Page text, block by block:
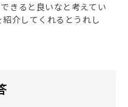
きると良いなと考えてい
介してくれるとうれし